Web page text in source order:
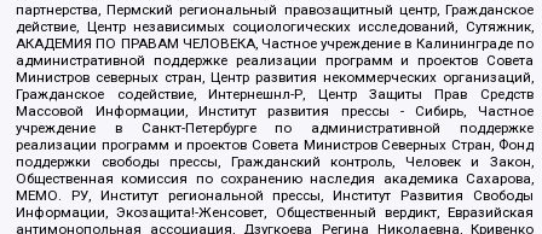
партнерства, Пермский региональный правозащитный центр, Гражданское
действие, Центр независимых социологических исследований, Сутяжник,
АКАДЕМИЯ ПО ПРАВАМ ЧЕЛОВЕКА, Частное учреждение в Калининграде по
административной поддержке реализации программ и проектов Совета
Министров северных стран, Центр развития некоммерческих организаций,
Гражданское содействие, Интернешнл-Р, Центр Защиты Прав Средств
Массовой Информации, Институт развития прессы - Сибирь, Частное
учреждение в Санкт-Петербурге по административной поддержке
реализации программ и проектов Совета Министров Северных Стран, Фонд
поддержки свободы прессы, Гражданский контроль, Человек и Закон,
Общественная комиссия по сохранению наследия академика Сахарова,
МЕМО. РУ, Институт региональной прессы, Институт Развития Свободы
Информации, Экозащита!-Женсовет, Общественный вердикт, Евразийская
антимонопольная ассоциация, Дзугкоева Регина Николаевна, Кривенко